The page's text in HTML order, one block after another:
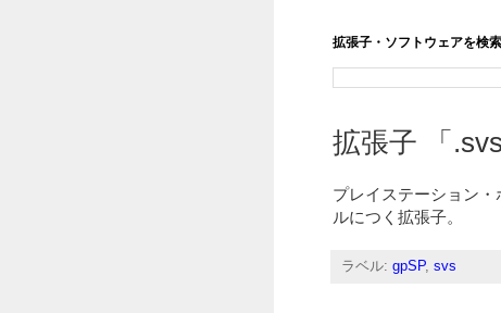
拡張子・ソフトウェアを検索
拡張子 「
プレイステーション
ルにつく拡張子。
ラベル: gpSP, svs